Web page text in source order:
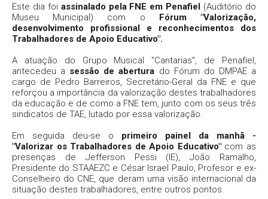
Este dia foi assinalado pela FNE em Penafiel (Auditório do
Museu Municipal) com o Fórum "Valorização,
desenvolvimento profissional e reconhecimentos dos
Trabalhadores de Apoio Educativo".
A atuação do Grupo Musical "Cantarias", de Penafiel,
antecedeu a sessão de abertura do Fórum do DMPAE a
cargo de Pedro Barreiros, Secretário-Geral da FNE e que
reforçou a importância da valorização destes trabalhadores
da educação e de como a FNE tem, junto com os seus três
sindicatos de TAE, lutado por essa valorização.
Em seguida deu-se o primeiro painel da manhã -
"Valorizar os Trabalhadores de Apoio Educativo"com as
presenças de Jefferson Pessi (IE), João Ramalho,
Presidente do STAAEZC e César Israel Paulo, Profesor e ex-
Conselheiro do CNE, que deram uma visão internacional da
situação destes trabalhadores, entre outros pontos.